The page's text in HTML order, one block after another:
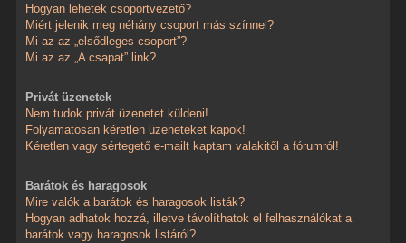
Hogyan lehetek csoportvezető?
Miért jelenik meg néhány csoport más színnel?
Mi az az „elsődleges csoport”?
Mi az az „A csapat” link?
Privát üzenetek
Nem tudok privát üzenetet küldeni!
Folyamatosan kéretlen üzeneteket kapok!
Kéretlen vagy sértegető e-mailt kaptam valakitől a fórumról!
Barátok és haragosok
Mire valók a barátok és haragosok listák?
Hogyan adhatok hozzá, illetve távolíthatok el felhasználókat a
barátok vagy haragosok listáról?